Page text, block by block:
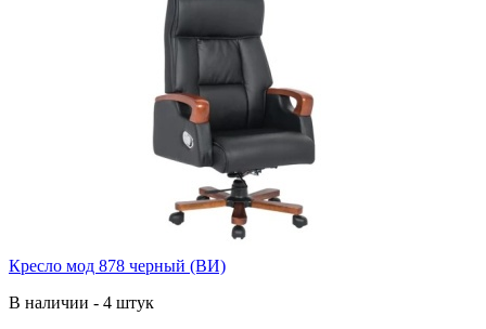
Кресло мод 878 черный (ВИ)
В наличии - 4 штук